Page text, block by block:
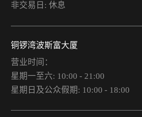
非交易日: 休息
铜锣湾波斯富大厦
营业时间：
星期一至六: 10:00 - 21:00
星期日及公众假期: 10:00 - 18:00